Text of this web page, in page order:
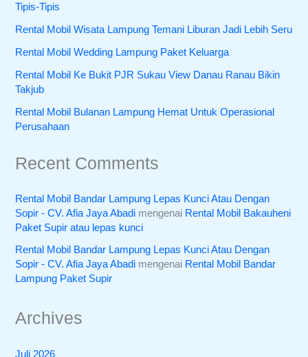
Tipis-Tipis
Rental Mobil Wisata Lampung Temani Liburan Jadi Lebih Seru
Rental Mobil Wedding Lampung Paket Keluarga
Rental Mobil Ke Bukit PJR Sukau View Danau Ranau Bikin
Takjub
Rental Mobil Bulanan Lampung Hemat Untuk Operasional
Perusahaan
Recent Comments
Rental Mobil Bandar Lampung Lepas Kunci Atau Dengan
Sopir - CV. Afia Jaya Abadi mengenai Rental Mobil Bakauheni
Paket Supir atau lepas kunci
Rental Mobil Bandar Lampung Lepas Kunci Atau Dengan
Sopir - CV. Afia Jaya Abadi mengenai Rental Mobil Bandar
Lampung Paket Supir
Archives
Juli 2026